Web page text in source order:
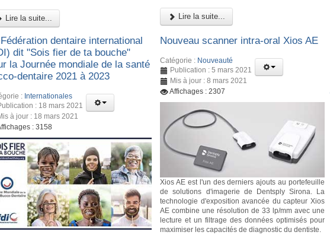
Lire la suite... Lire la suite...
dentaire international
dit "Sois fier de ta bouche"
la Journée mondiale de la santé
dentaire 2021 à 2023
: Internationales
: 18 mars 2021
à jour : 18 mars 2021
: 3158
Nouveau scanner intra-oral Xios AE
Catégorie : Nouveauté
Publication : 5 mars 2021
Mis à jour : 8 mars 2021
Affichages : 2307
Xios AE est l'un des derniers ajouts au portefeuille
de solutions d'imagerie de Dentsply Sirona. La
technologie d'exposition avancée du capteur Xios
AE combine une résolution de 33 lp/mm avec une
lecture et un filtrage des données optimisés pour
maximiser les capacités de diagnostic du dentiste.